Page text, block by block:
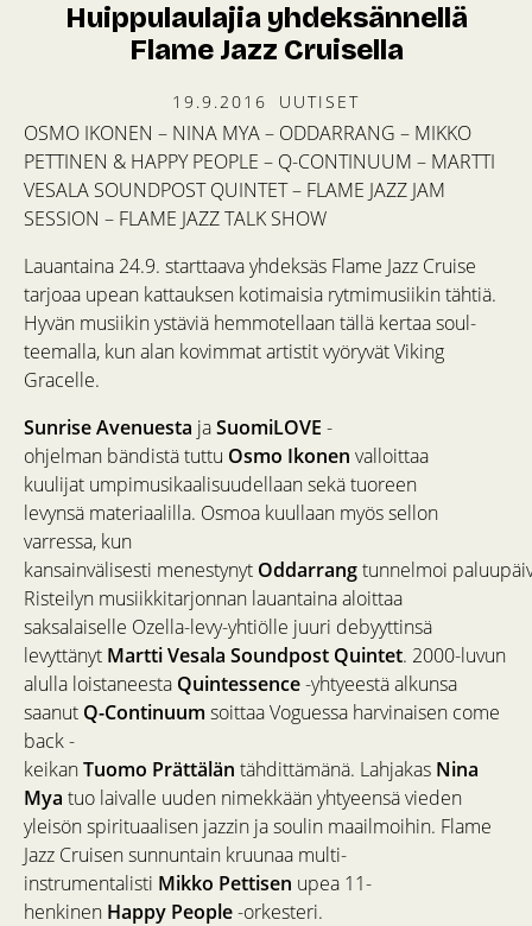
Huippulaulajia yhdeksännellä
Flame Jazz Cruisella
19.9.2016 UUTISET
OSMO IKONEN – NINA MYA – ODDARRANG – MIKKO
PETTINEN & HAPPY PEOPLE – Q-CONTINUUM – MARTTI
VESALA SOUNDPOST QUINTET – FLAME JAZZ JAM
SESSION – FLAME JAZZ TALK SHOW
Lauantaina 24.9. starttaava yhdeksäs Flame Jazz Cruise
tarjoaa upean kattauksen kotimaisia rytmimusiikin tähtiä.
Hyvän musiikin ystäviä hemmotellaan tällä kertaa soul-
teemalla, kun alan kovimmat artistit vyöryvät Viking
Gracelle.
Sunrise Avenuesta jaSuomiLOVE -
ohjelman bändistä tuttu Osmo Ikonen valloittaa
kuulijat umpimusikaalisuudellaan sekä tuoreen
levynsä materiaalilla. Osmoa kuullaan myös sellon
varressa, kun
kansainvälisesti menestynyt Oddarrangtunnelmoi
Risteilyn musiikkitarjonnan lauantaina aloittaa
saksalaiselle Ozella-levy-yhtiölle juuri debyyttinsä
levyttänyt Martti Vesala Soundpost Quintet. 2000-luvun
alulla loistaneesta Quintessence-yhtyeestä alkunsa
saanut Q-Continuum soittaa Voguessa harvinaisen come
back -
keikanTuomo Prättälän tähdittämänä. Lahjakas Nina
Mya tuo laivalle uuden nimekkään yhtyeensä vieden
yleisön spirituaalisen jazzin ja soulin maailmoihin. Flame
Jazz Cruisen sunnuntain kruunaa multi-
instrumentalisti Mikko Pettisen upea 11-
henkinen Happy People-orkesteri.